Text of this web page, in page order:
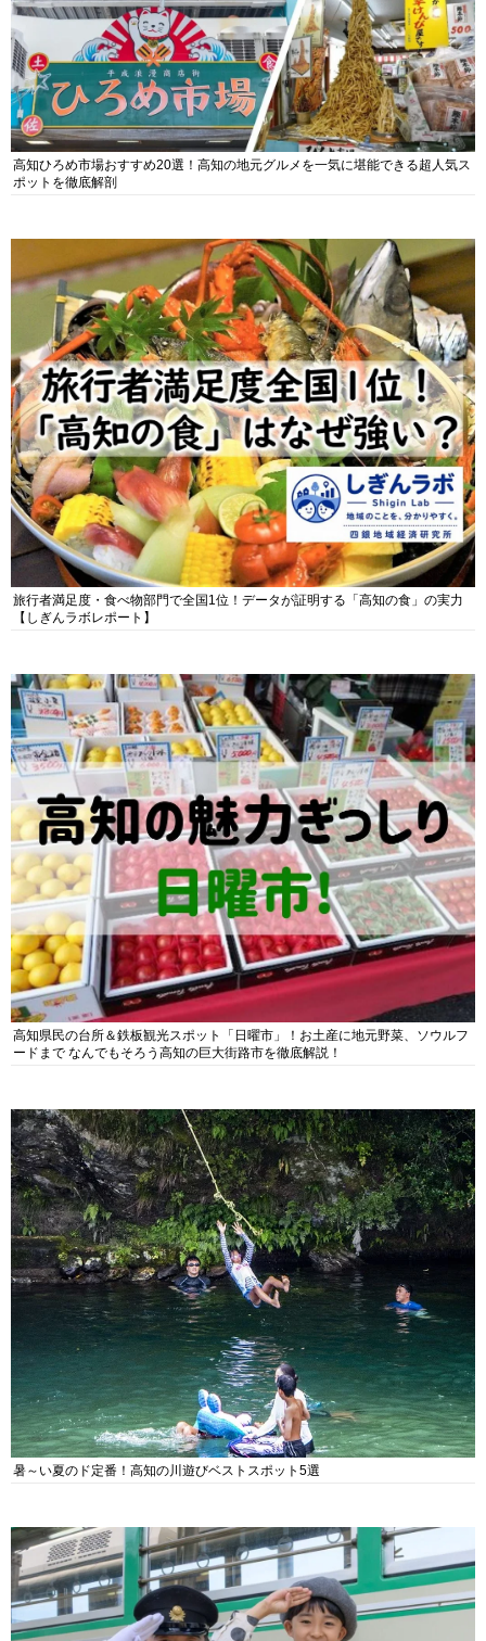
高知ひろめ市場おすすめ20選！高知の地元グルメを一気に堪能できる超人気ス
ポットを徹底解剖
旅行者満足度・食べ物部門で全国1位！データが証明する「高知の食」の実力
【しぎんラボレポート】
高知県民の台所＆鉄板観光スポット「日曜市」！お土産に地元野菜、ソウルフ
ードまで なんでもそろう高知の巨大街路市を徹底解説！
暑～い夏のド定番！高知の川遊びベストスポット5選